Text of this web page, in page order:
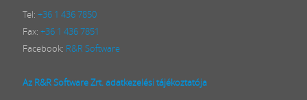
Tel: +36 1 436 7850
Fax: +36 1 436 7851
Facebook: R&R Software
Az R&R Software Zrt. adatkezelési tájékoztatója